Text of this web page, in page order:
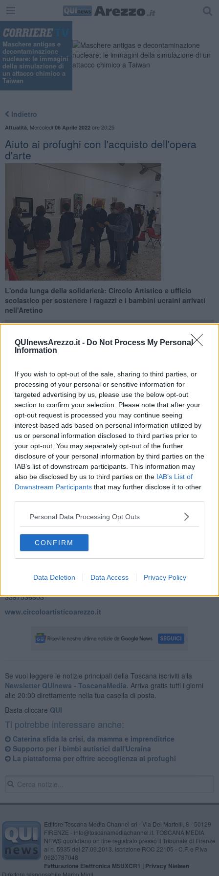
QUInewsArezzo.it - Do Not Process My Personal
Information
If you wish to opt-out of the sale, sharing to third parties, or
processing of your personal or sensitive information for
targeted advertising by us, please use the below opt-out
section to confirm your selection. Please note that after your
opt-out request is processed you may continue seeing
interest-based ads based on personal information utilized by
us or personal information disclosed to third parties prior to
your opt-out. You may separately opt-out of the further
disclosure of your personal information by third parties on the
IAB’s list of downstream participants. This information may
also be disclosed by us to third parties on the IAB’s List of
Downstream Participants that may further disclose it to other
Personal Data Processing Opt Outs
CONFIRM
Data Deletion Data Access Privacy Policy
Maschere antigas e
decontaminazione
nucleare: le immagini
della simulazione di
un attacco chimico a
Taiwan
Indietro
Attualità Mercoledì 06 Aprile 2022ore 20:25
Aiuto ai profughi con l'acquisto dell'opera
d'arte
L'onda lunga della solidarietà: Circolo Artistico e ufficio
scolastico per sostenere i ragazzi e i bambini ucraini arrivati
nell'Aretino
AREZZO —Non si arresta l'ondata di solidarietà per l'Ucraina.
Circolo Artisticodi Arezzo in collaborazione con l’Ufficio
Scolastico Regionale per la Toscana – Ambito Territoriale per
la Provincia di Arezzo , organizza una raccolta fondi da devolvere
ai bambini e agli adolescenti che si sono stabiliti con le loro famiglie
sul nostro territorio dopo essere fuggiti dalle loro terre a causa della
guerra.
La raccolta fondi si concretizzerà attraverso la vendita di opere
d’arte donate da tutti gli artisti sensibili alla causa, che potranno
essere consegnate direttamente al Circolo Artistico.
presentazione del progetto a cui hanno già aderito
Inner Wheel
Club Arezzo Toscana Europea CarfeAssociazione culturale
l’Artefice
.
Le opere donate saranno esposte all’interno del Circolo Artistico e
acquistarle ai prezzi indicati direttamente dagli artisti.
3397536803
www.circoloartisticoarezzo.it
Se vuoi leggere le notizie principali della Toscana iscriviti alla
Newsletter QUInews - ToscanaMedia. Arriva gratis tutti i giorni
alle 20:00 direttamente nella tua casella di posta.
Basta cliccare QUI
Ti potrebbe interessare anche:
Caterina sfida la crisi, da mamma e imprenditrice
Supporto per i bimbi autistici dall'Ucraina
La piattaforma per offrire accoglienza ai profughi
Editore Toscana Media Channel srl - Via Dei Martelli, 8 - 50129
FIRENZE - info@toscanamediachannel.it. TOSCANA MEDIA
NEWS quotidiano on line registrato presso il Tribunale di Firenze
al n. 5935 del 27.09.2013. Iscrizione ROC 22105 - C.F. e P.Iva
0620787048
Fatturazione Elettronica M5UXCR1 | Privacy Nielsen
Direttore responsabile Marco Migli